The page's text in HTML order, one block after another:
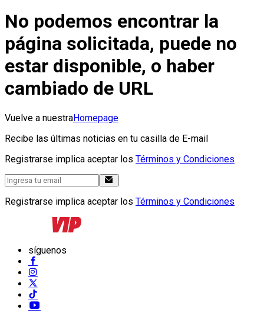
No podemos encontrar la
página solicitada, puede no
estar disponible, o haber
cambiado de URL
Vuelve a nuestraHomepage
Recibe las últimas noticias en tu casilla de E-mail
Registrarse implica aceptar los Términos y Condiciones
Registrarse implica aceptar los Términos y Condiciones
síguenos